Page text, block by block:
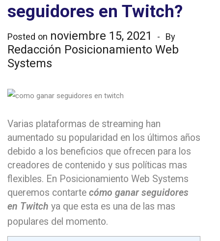
seguidores en Twitch?
Posted on noviembre 15, 2021 By
Redacción Posicionamiento Web
Systems
Varias plataformas de streaming han
aumentado su popularidad en los últimos años
debido a los beneficios que ofrecen para los
creadores de contenido y sus políticas mas
flexibles. En Posicionamiento Web Systems
queremos contarte cómo ganar seguidores
en Twitch ya que esta es una de las mas
populares del momento.